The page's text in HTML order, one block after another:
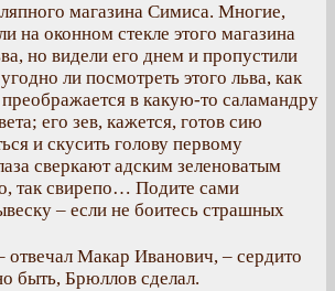
магазина Симиса. Многие,
на оконном стекле этого магазина
но видели его днем и пропустили
ли посмотреть этого льва, как
в какую-то саламандру
его зев, кажется, готов сию
и скусить голову первому
сверкают адским зеленоватым
так свирепо… Подите сами
– если не боитесь страшных
отвечал Макар Иванович, – сердито
быть, Брюллов сделал.